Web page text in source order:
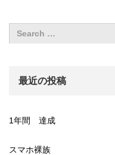
最近の投稿
1年間 達成
スマホ裸族